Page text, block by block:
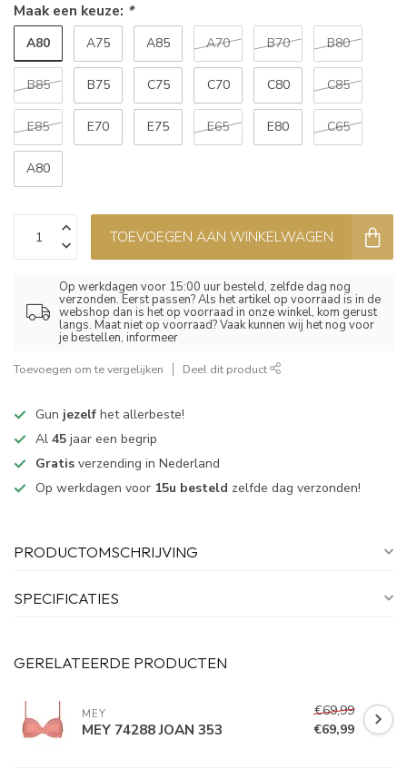
Maak een keuze: *
A80 A75 A85 A70 B70 B80
B85 B75 C75 C70 C80 C85
E85 E70 E75 E65 E80 C65
A80
TOEVOEGEN AAN WINKELWAGEN
Op werkdagen voor 15:00 uur besteld, zelfde dag nog
verzonden. Eerst passen? Als het artikel op voorraad is in de
webshop dan is het op voorraad in onze winkel, kom gerust
langs. Maat niet op voorraad? Vaak kunnen wij het nog voor
je bestellen, informeer
Toevoegen om te vergelijken Deel dit product
Gun jezelf het allerbeste!
Al 45 jaar een begrip
Gratis verzending in Nederland
Op werkdagen voor 15u besteld zelfde dag verzonden!
PRODUCTOMSCHRIJVING
SPECIFICATIES
GERELATEERDE PRODUCTEN
MEY
MEY 74288 JOAN 353
€69,99
€69,99